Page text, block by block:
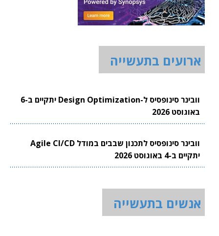
ארועים בתעשייה
וובינר סינופסיס ל-Design Optimization יתקיים ב-6
באוגוסט 2026
וובינר סינופסיס לתכנון שבבים במודל Agile CI/CD
יתקיים ב-4 באוגוסט 2026
אנשים בתעשייה